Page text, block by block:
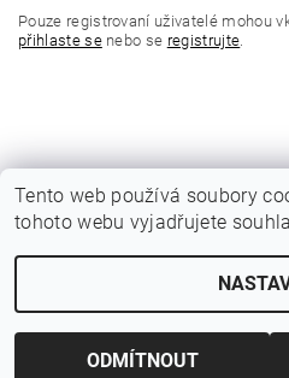
Pouze registrovaní uživatelé mohou
přihlaste senebo se registrujte.
Katalogy Autogen Chotěboř
2026 © Jiří Rulík Chrudim, všechna práva
Tento web používá soubory
tohoto webu vyjadřujete
ODMÍTNOUT